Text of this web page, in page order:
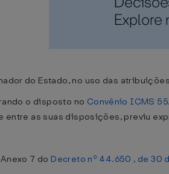
do Estado, no uso das
o disposto no Convênio ICMS
entre as suas disposições, previu
7 do Decreto nº 44.650 , de 30